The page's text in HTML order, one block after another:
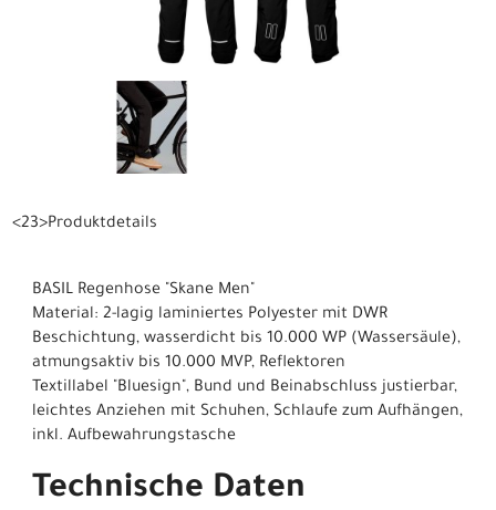
<23>Produktdetails
BASIL Regenhose "Skane Men"
Material: 2-lagig laminiertes Polyester mit DWR
Beschichtung, wasserdicht bis 10.000 WP (Wassersäule),
atmungsaktiv bis 10.000 MVP, Reflektoren
Textillabel "Bluesign", Bund und Beinabschluss justierbar,
leichtes Anziehen mit Schuhen, Schlaufe zum Aufhängen,
inkl. Aufbewahrungstasche
Technische Daten